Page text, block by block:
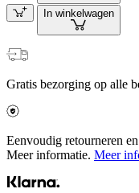
In winkelwagen
Gratis bezorging op alle
Eenvoudig retourneren
Meer informatie. Meer